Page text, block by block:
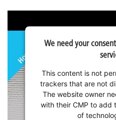
We need your
This content is not
trackers that are not
The website owner
with their CMP to add
of